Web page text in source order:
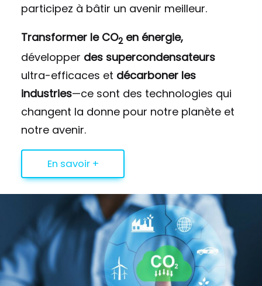
participez à bâtir un avenir meilleur.
Transformer le CO2 en énergie,
développer des supercondensateurs
ultra-efficaces et décarboner les
industries—ce sont des technologies qui
changent la donne pour notre planète et
notre avenir.
En savoir +